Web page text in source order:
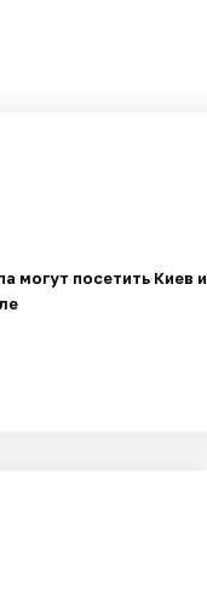
могут посетить Киев и